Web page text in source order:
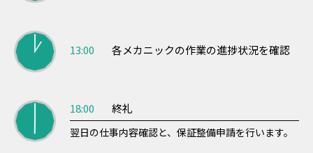
13:00 各メカニックの作業の進捗状況を確認
18:00 終礼
翌日の仕事内容確認と、保証整備申請を行います。